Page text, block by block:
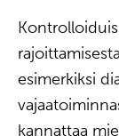
esimerkiksi
kannattaa